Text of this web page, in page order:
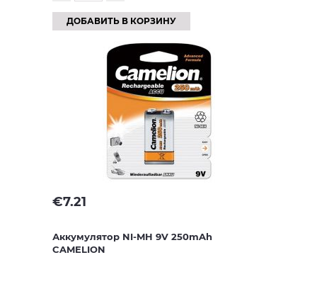
ДОБАВИТЬ В КОРЗИНУ
€7.21
Аккумулятор NI-MH 9V 250mAh
CAMELION